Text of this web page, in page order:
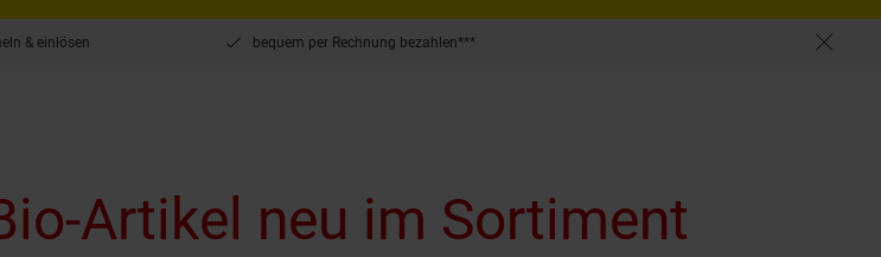
& einlösen bequem per Rechnung bezahlen***
Artikel neu im Sortiment